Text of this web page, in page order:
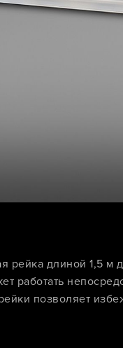
рейка длиной 1,5 м
работать
позволяет